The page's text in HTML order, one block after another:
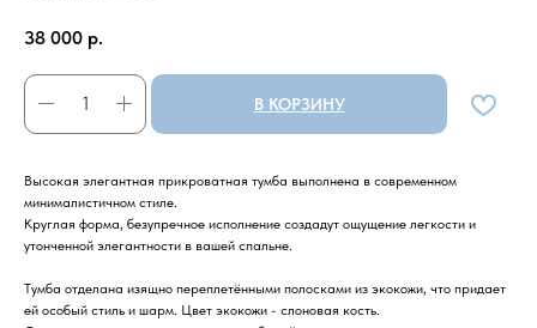
38 000 р.
В КОРЗИНУ
Высокая элегантная прикроватная тумба выполнена в современном
минималистичном стиле.
Круглая форма, безупречное исполнение создадут ощущение легкости и
утонченной элегантности в вашей спальне.
Тумба отделана изящно переплетёнными полосками из экокожи, что придает
ей особый стиль и шарм. Цвет экокожи - слоновая кость.